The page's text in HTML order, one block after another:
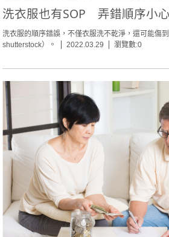
洗衣服也有SOP 弄錯順序小
洗衣服的順序錯誤，不僅衣服洗不乾淨，還可能傷
shutterstock）。
2022.03.29 瀏覽數:0